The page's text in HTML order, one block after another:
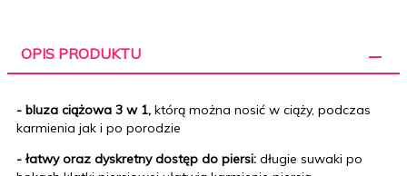
OPIS PRODUKTU
- bluza ciążowa 3 w 1, którą można nosić w ciąży, podczas
karmienia jak i po porodzie
- łatwy oraz dyskretny dostęp do piersi: długie suwaki po